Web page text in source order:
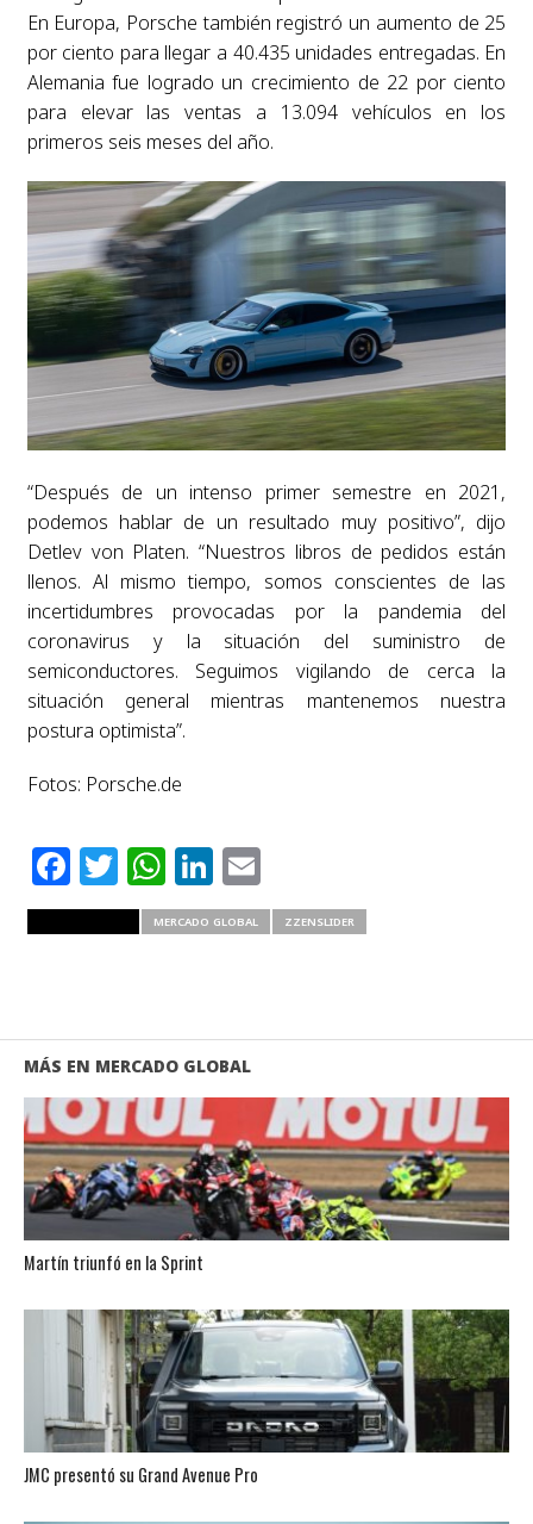
En Europa, Porsche también registró un aumento de 25
por ciento para llegar a 40.435 unidades entregadas. En
Alemania fue logrado un crecimiento de 22 por ciento
para elevar las ventas a 13.094 vehículos en los
primeros seis meses del año.
“Después de un intenso primer semestre en 2021,
podemos hablar de un resultado muy positivo”, dijo
Detlev von Platen. “Nuestros libros de pedidos están
llenos. Al mismo tiempo, somos conscientes de las
incertidumbres provocadas por la pandemia del
coronavirus y la situación del suministro de
semiconductores. Seguimos vigilando de cerca la
situación general mientras mantenemos nuestra
postura optimista”.
Fotos: Porsche.de
Facebook
Twitter
WhatsApp
LinkedIn
Email
MERCADO GLOBAL ZZENSLIDER
MÁS EN MERCADO GLOBAL
Martín triunfó en la Sprint
JMC presentó su Grand Avenue Pro